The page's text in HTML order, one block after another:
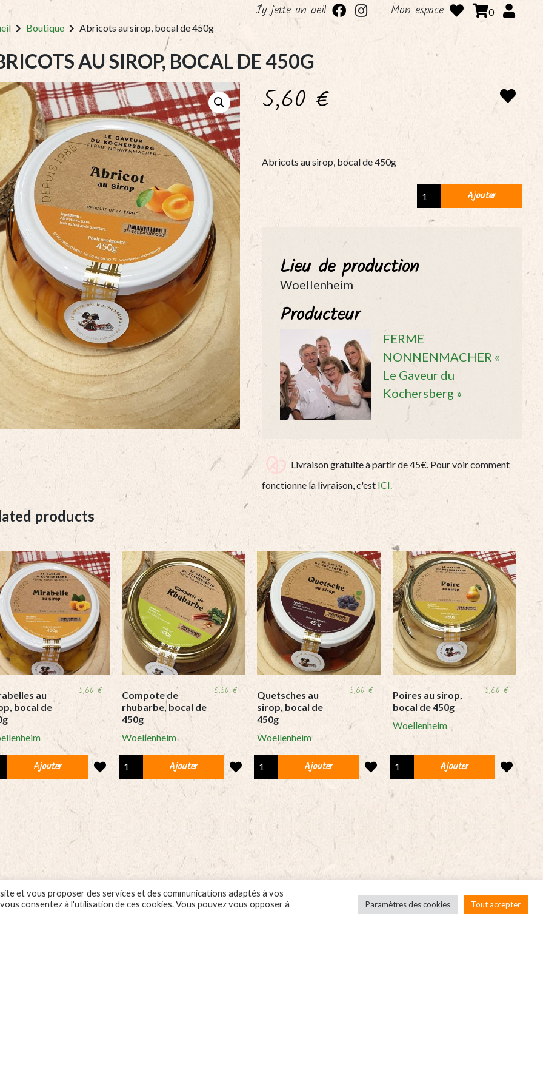
J'y jette un oeil Mon espace 0
Boutique Abricots au sirop, bocal de 450g
AU SIROP, BOCAL DE 450G
5,60 €
Abricots au sirop, bocal de 450g
sirop,
450g
Ajouter
Lieu de production
Woellenheim
Producteur
FERME
NONNENMACHER «
Le Gaveur du
Kochersberg »
Livraison gratuite à partir de 45€. Pour voir comment
fonctionne la livraison, c'est ICI.
products
au
bocal de
5,60 €
Ajouter
Compote de
rhubarbe, bocal de
450g
6,50€
Woellenheim
rhubarbe,
quantity
Ajouter
Quetsches au
sirop, bocal de
450g
5,60 €
Woellenheim
bocal
Ajouter
Poires au sirop,
bocal de 450g
5,60€
Woellenheim
sirop,
Ajouter
et vous proposer des services et des communications adaptés à vos
consentez à l'utilisation de ces cookies. Vous pouvez vous opposer à
Paramètres des cookies Tout accepter